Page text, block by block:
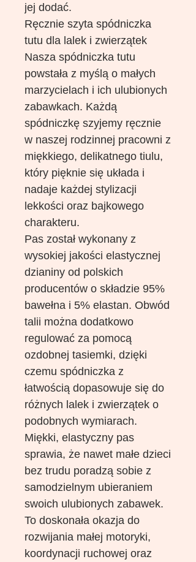
jej dodać.
Ręcznie szyta spódniczka
tutu dla lalek i zwierzątek
Nasza spódniczka tutu
powstała z myślą o małych
marzycielach i ich ulubionych
zabawkach. Każdą
spódniczkę szyjemy ręcznie
w naszej rodzinnej pracowni z
miękkiego, delikatnego tiulu,
który pięknie się układa i
nadaje każdej stylizacji
lekkości oraz bajkowego
charakteru.
Pas został wykonany z
wysokiej jakości elastycznej
dzianiny od polskich
producentów o składzie 95%
bawełna i 5% elastan. Obwód
talii można dodatkowo
regulować za pomocą
ozdobnej tasiemki, dzięki
czemu spódniczka z
łatwością dopasowuje się do
różnych lalek i zwierzątek o
podobnych wymiarach.
Miękki, elastyczny pas
sprawia, że nawet małe dzieci
bez trudu poradzą sobie z
samodzielnym ubieraniem
swoich ulubionych zabawek.
To doskonała okazja do
rozwijania małej motoryki,
koordynacji ruchowej oraz